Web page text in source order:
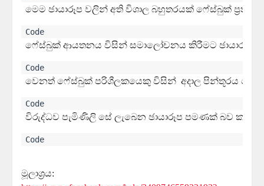
මෙම ඡායාරූප වලින් අති විශාල බහුතරයක් ෆේස්බුක්
ෆේස්බුක් ආයතනය විසින් සමාලෝචනය කිරීමට ඡායාරූප
වෙනත් ෆේස්බුක් පරිශීලකයෙකු විසින්  අදාල පින්තූරය
විරුද්ධව පැමිණිලි සේ ලැබෙන ඡායාරූප පමණක් බව
මූලාශ්‍රය: